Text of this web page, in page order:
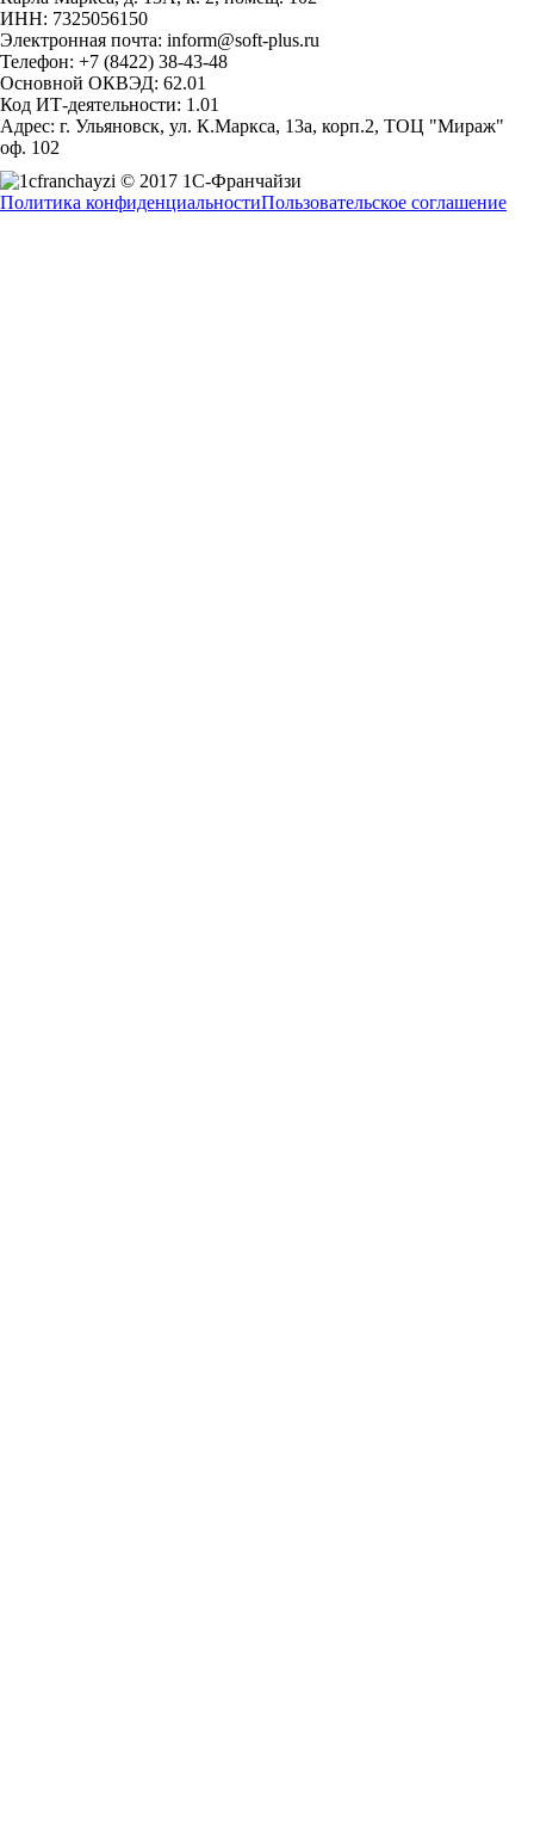
ИНН: 7325056150
Электронная почта: inform@soft-plus.ru
Телефон: +7 (8422) 38-43-48
Основной ОКВЭД: 62.01
Код ИТ-деятельности: 1.01
Адрес: г. Ульяновск, ул. К.Маркса, 13а, корп.2, ТОЦ "Мираж"
оф. 102
© 2017 1С-Франчайзи
Политика конфиденциальностиПользовательское соглашение